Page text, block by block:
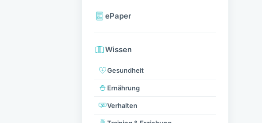
ePaper
Wissen
Gesundheit
Ernährung
Verhalten